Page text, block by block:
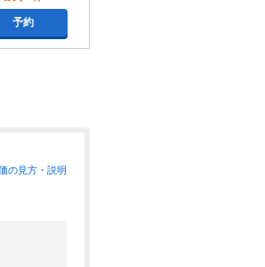
予約
の見方・説明